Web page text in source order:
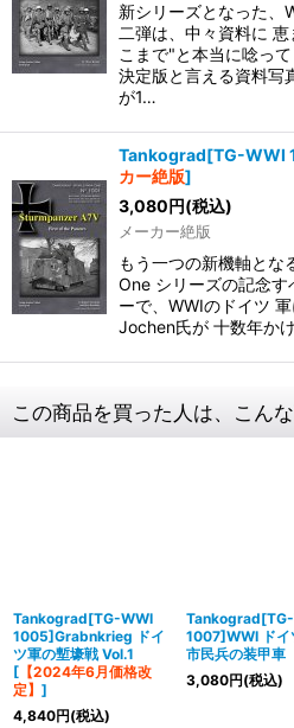
新シリーズとなった、
二弾は、中々資料に
こまで"と本当に唸っ
決定版と言える資料写
が1…
Tankograd[TG-WWI
カー絶版]
3,080円(税込)
メーカー絶版
もう一つの新機軸と
One シリーズの記念
ーで、WWIのドイツ
Jochen氏が 十数年か
この商品を買った人は、こん
Tankograd[TG-WWI
1005]Grabnkrieg ドイ
ツ軍の塹壕戦 Vol.1
[ 【2024年6月価格改
定】 ]
4,840円(税込)
1007]WWI ドイ
市民兵の装甲車
3,080円(税込)